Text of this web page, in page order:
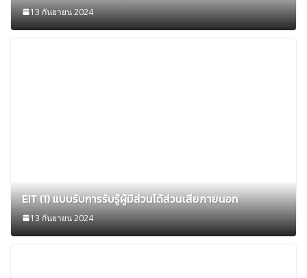
13 กันยายน 2024
EIT (1) แบบรับการรับรู้ผู้มีส่วนได้ส่วนเสียภายนอก
13 กันยายน 2024